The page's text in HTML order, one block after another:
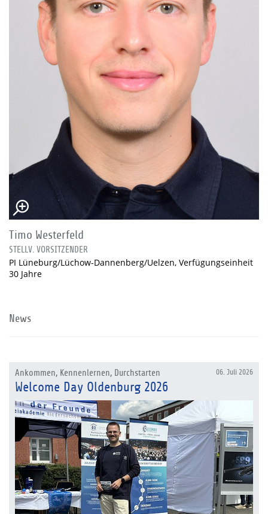
Timo Westerfeld
STELLV. VORSITZENDER
PI Lüneburg/Lüchow-Dannenberg/Uelzen, Verfügungseinheit
30 Jahre
News
06. Juli 2026
Ankommen, Kennenlernen, Durchstarten
Welcome Day Oldenburg 2026